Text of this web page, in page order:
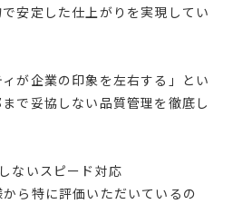
安定した仕上がりを実現してい
ィが企業の印象を左右する」とい
で妥協しない品質管理を徹底し
ないスピード対応
ら特に評価いただいているの